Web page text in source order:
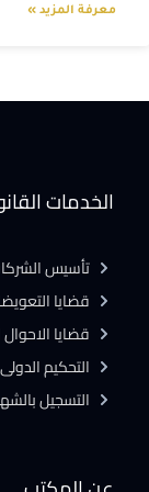
معرفة المزيد »
الخدمات
تأسيس
قضايا
قضايا
التحكيم الدولى
التسجيل